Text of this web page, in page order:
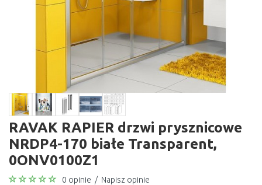
RAVAK RAPIER drzwi prysznicowe
NRDP4-170 białe Transparent,
0ONV0100Z1
0 opinie / Napisz opinie